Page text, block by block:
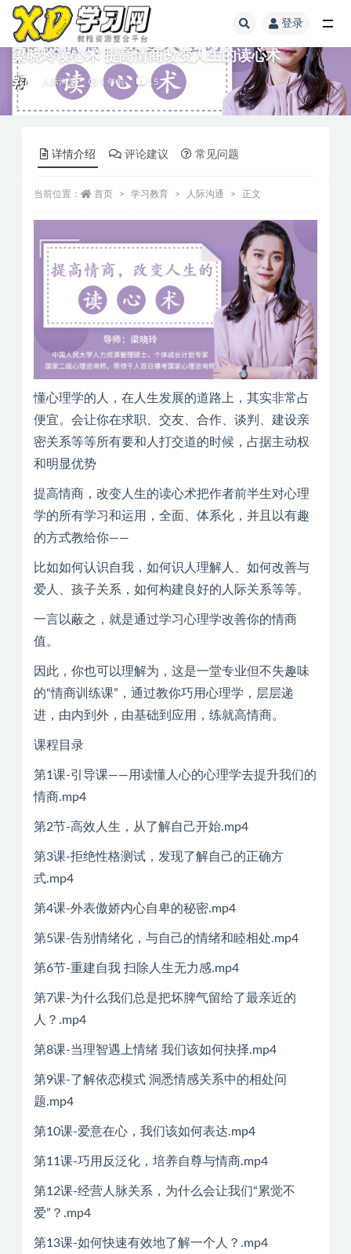
登录
梁晓玲读心术 提高情商改变人生的读心术
人际沟通 3 年前 15
详情介绍 评论建议 常见问题
当前位置： 首页 学习教育 人际沟通 正文
懂心理学的人，在人生发展的道路上，其实非常占
便宜。会让你在求职、交友、合作、谈判、建设亲
密关系等等所有要和人打交道的时候，占据主动权
和明显优势
提高情商，改变人生的读心术把作者前半生对心理
学的所有学习和运用，全面、体系化，并且以有趣
的方式教给你——
比如如何认识自我，如何识人理解人、如何改善与
爱人、孩子关系，如何构建良好的人际关系等等。
一言以蔽之，就是通过学习心理学改善你的情商
值。
因此，你也可以理解为，这是一堂专业但不失趣味
的“情商训练课”，通过教你巧用心理学，层层递
进，由内到外，由基础到应用，练就高情商。
课程目录
第1课-引导课——用读懂人心的心理学去提升我们的
情商.mp4
第2节-高效人生，从了解自己开始.mp4
第3课-拒绝性格测试，发现了解自己的正确方
式.mp4
第4课-外表傲娇内心自卑的秘密.mp4
第5课-告别情绪化，与自己的情绪和睦相处.mp4
第6节-重建自我 扫除人生无力感.mp4
第7课-为什么我们总是把坏脾气留给了最亲近的
人？.mp4
第8课-当理智遇上情绪 我们该如何抉择.mp4
第9课-了解依恋模式 洞悉情感关系中的相处问
题.mp4
第10课-爱意在心，我们该如何表达.mp4
第11课-巧用反泛化，培养自尊与情商.mp4
第12课-经营人脉关系，为什么会让我们“累觉不
爱”？.mp4
第13课-如何快速有效地了解一个人？.mp4